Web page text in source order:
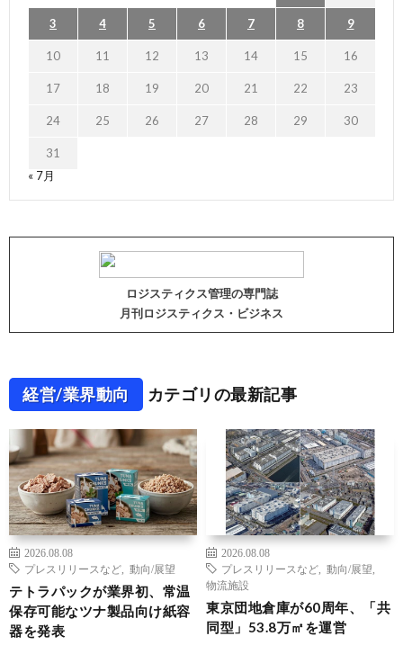
3 4 5 6 7 8 9
10 11 12 13 14 15 16
17 18 19 20 21 22 23
24 25 26 27 28 29 30
31
« 7月
ロジスティクス管理の専門誌
月刊ロジスティクス・ビジネス
経営/業界動向 カテゴリの最新記事
2026.08.08
プレスリリースなど
動向/展望
テトラパックが業界初、常温
保存可能なツナ製品向け紙容
器を発表
2026.08.08
プレスリリースなど
動向/展望
物流施設
東京団地倉庫が60周年、「共
同型」53.8万㎡を運営